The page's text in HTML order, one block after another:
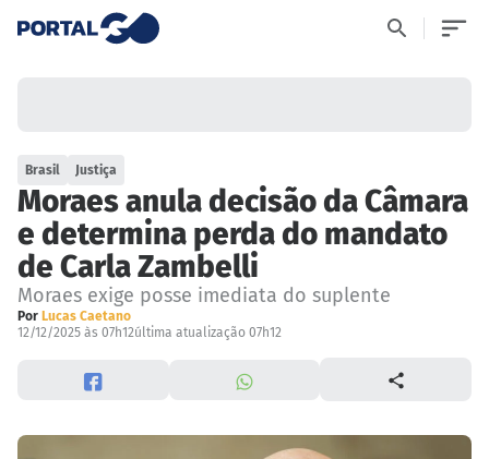
Brasil Justiça
Moraes anula decisão da Câmara
e determina perda do mandato
de Carla Zambelli
Moraes exige posse imediata do suplente
Por Lucas Caetano
12/12/2025 às 07h12última atualização 07h12